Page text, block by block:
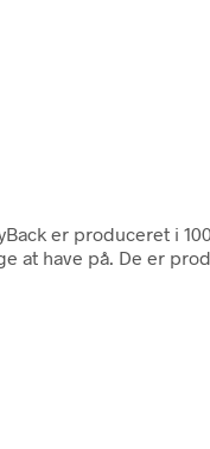
er produceret i
at have på. De er